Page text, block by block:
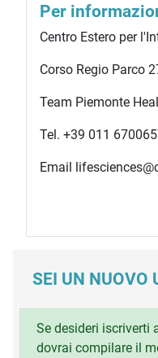
Per
Centro Estero per
Corso Regio Parco
Team Piemonte
Tel. +39 011
Email
SEI UN NUOVO
Se desideri iscriverti
dovrai compilare il